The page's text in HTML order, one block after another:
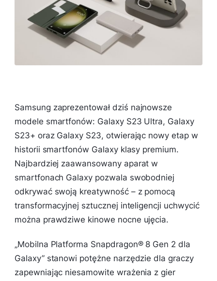
Samsung zaprezentował dziś najnowsze
modele smartfonów: Galaxy S23 Ultra, Galaxy
S23+ oraz Galaxy S23, otwierając nowy etap w
historii smartfonów Galaxy klasy premium.
Najbardziej zaawansowany aparat w
smartfonach Galaxy pozwala swobodniej
odkrywać swoją kreatywność – z pomocą
transformacyjnej sztucznej inteligencji uchwycić
można prawdziwe kinowe nocne ujęcia.
„Mobilna Platforma Snapdragon® 8 Gen 2 dla
Galaxy” stanowi potężne narzędzie dla graczy
zapewniając niesamowite wrażenia z gier